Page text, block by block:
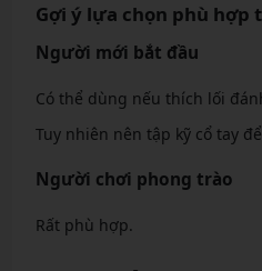
Gợi ý lựa chọn phù
Người mới bắt đầu
Có thể dùng nếu thích lối
Tuy nhiên nên tập kỹ cổ tay
Người chơi phong trào
Rất phù hợp.